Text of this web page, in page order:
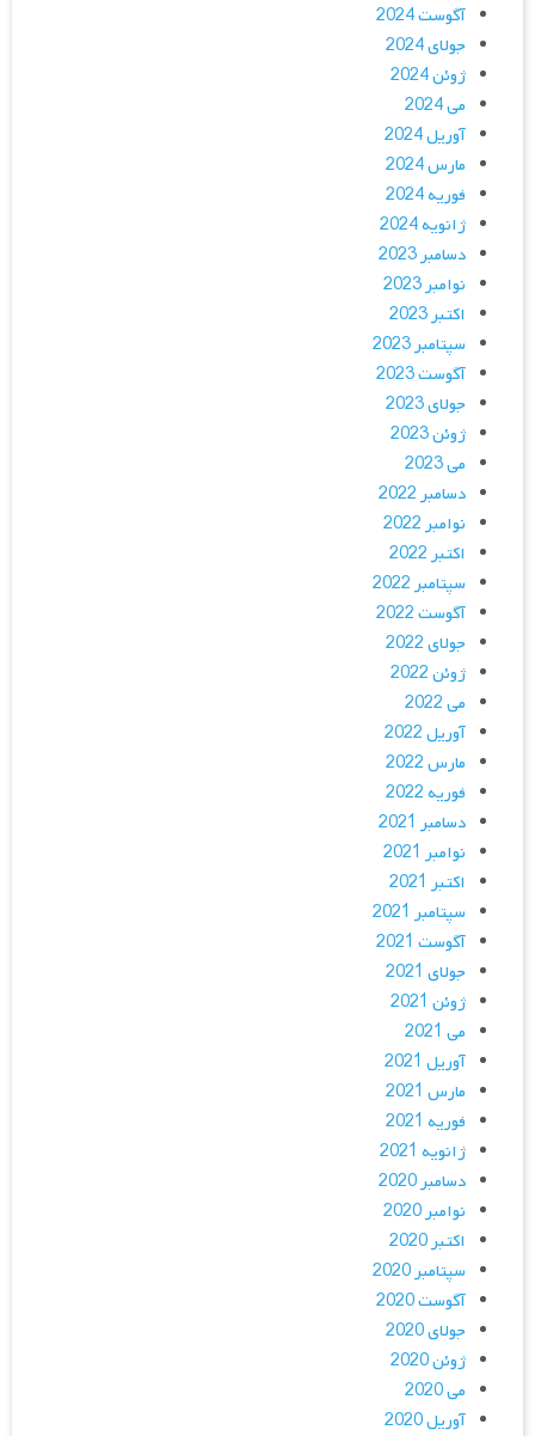
آگوست 2024
جولای 2024
ژوئن 2024
می 2024
آوریل 2024
مارس 2024
فوریه 2024
ژانویه 2024
دسامبر 2023
نوامبر 2023
اکتبر 2023
سپتامبر 2023
آگوست 2023
جولای 2023
ژوئن 2023
می 2023
دسامبر 2022
نوامبر 2022
اکتبر 2022
سپتامبر 2022
آگوست 2022
جولای 2022
ژوئن 2022
می 2022
آوریل 2022
مارس 2022
فوریه 2022
دسامبر 2021
نوامبر 2021
اکتبر 2021
سپتامبر 2021
آگوست 2021
جولای 2021
ژوئن 2021
می 2021
آوریل 2021
مارس 2021
فوریه 2021
ژانویه 2021
دسامبر 2020
نوامبر 2020
اکتبر 2020
سپتامبر 2020
آگوست 2020
جولای 2020
ژوئن 2020
می 2020
آوریل 2020